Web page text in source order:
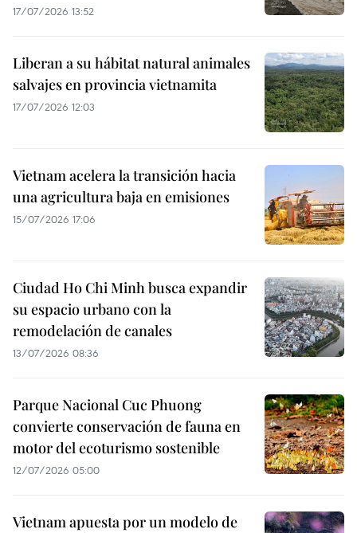
17/07/2026 13:52
Liberan a su hábitat natural animales
salvajes en provincia vietnamita
17/07/2026 12:03
Vietnam acelera la transición hacia
una agricultura baja en emisiones
15/07/2026 17:06
Ciudad Ho Chi Minh busca expandir
su espacio urbano con la
remodelación de canales
13/07/2026 08:36
Parque Nacional Cuc Phuong
convierte conservación de fauna en
motor del ecoturismo sostenible
12/07/2026 05:00
Vietnam apuesta por un modelo de